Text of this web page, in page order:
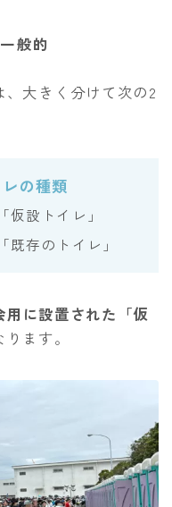
般的
大きく分けて次の2
の種類
設トイレ」
存のトイレ」
用に設置された「仮
ます。